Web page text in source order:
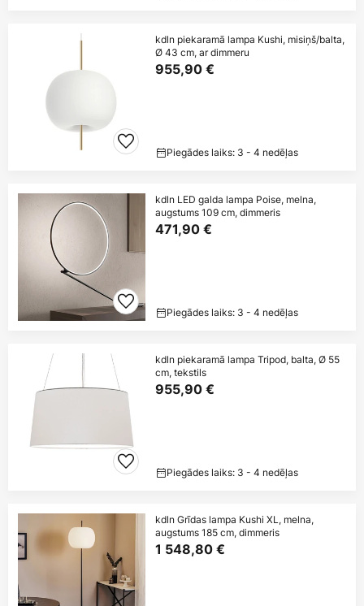
kdln piekaramā lampa Kushi, misiņš/balta,
Ø 43 cm, ar dimmeru
955,90 €
Piegādes laiks: 3 - 4 nedēļas
kdln LED galda lampa Poise, melna,
augstums 109 cm, dimmeris
471,90 €
Piegādes laiks: 3 - 4 nedēļas
kdln piekaramā lampa Tripod, balta, Ø 55
cm, tekstils
955,90 €
Piegādes laiks: 3 - 4 nedēļas
kdln Grīdas lampa Kushi XL, melna,
augstums 185 cm, dimmeris
1 548,80 €